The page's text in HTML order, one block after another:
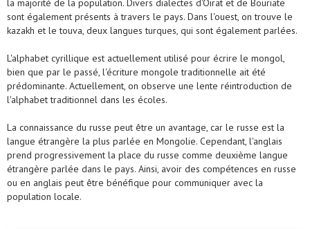
la majorité de la population. Divers dialectes d'Oirat et de Bouriate
sont également présents à travers le pays. Dans l'ouest, on trouve le
kazakh et le touva, deux langues turques, qui sont également parlées.
L'alphabet cyrillique est actuellement utilisé pour écrire le mongol,
bien que par le passé, l'écriture mongole traditionnelle ait été
prédominante. Actuellement, on observe une lente réintroduction de
l'alphabet traditionnel dans les écoles.
La connaissance du russe peut être un avantage, car le russe est la
langue étrangère la plus parlée en Mongolie. Cependant, l'anglais
prend progressivement la place du russe comme deuxième langue
étrangère parlée dans le pays. Ainsi, avoir des compétences en russe
ou en anglais peut être bénéfique pour communiquer avec la
population locale.